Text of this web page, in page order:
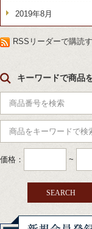
2019年8月
RSSリーダーで購読
キーワードで商品
価格： ~